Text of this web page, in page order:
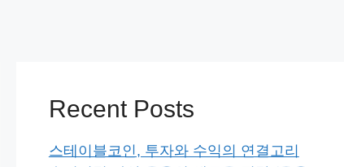
Recent Posts
스테이블코인, 투자와 수익의 연결고리